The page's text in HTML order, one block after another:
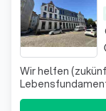
Wir helfen
Steuervorteile zu